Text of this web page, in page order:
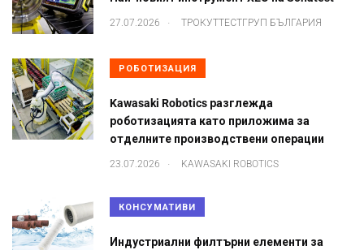
27.07.2026 . ТРОКУТТЕСТГРУП БЪЛГАРИЯ
РОБОТИЗАЦИЯ
Kawasaki Robotics разглежда
роботизацията като приложима за
отделните производствени операции
23.07.2026 . KAWASAKI ROBOTICS
КОНСУМАТИВИ
Индустриални филтърни елементи за